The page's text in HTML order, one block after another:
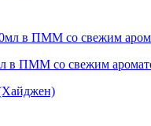
в ПММ со свежим